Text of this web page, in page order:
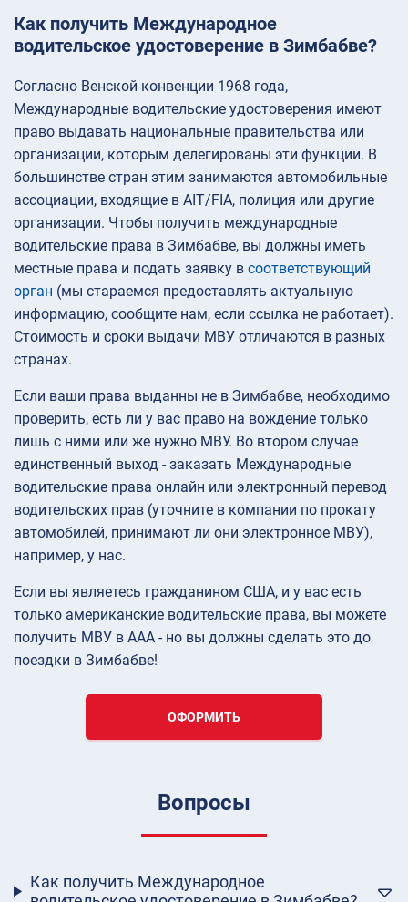
Как получить Международное
водительское удостоверение в Зимбабве?
Согласно Венской конвенции 1968 года,
Международные водительские удостоверения имеют
право выдавать национальные правительства или
организации, которым делегированы эти функции. В
большинстве стран этим занимаются автомобильные
ассоциации, входящие в AIT/FIA, полиция или другие
организации. Чтобы получить международные
водительские права в Зимбабве, вы должны иметь
местные права и подать заявку в соответствующий
орган (мы стараемся предоставлять актуальную
информацию, сообщите нам, если ссылка не работает).
Стоимость и сроки выдачи МВУ отличаются в разных
странах.
Если ваши права выданны не в Зимбабве, необходимо
проверить, есть ли у вас право на вождение только
лишь с ними или же нужно МВУ. Во втором случае
единственный выход - заказать Международные
водительские права онлайн или электронный перевод
водительских прав (уточните в компании по прокату
автомобилей, принимают ли они электронное МВУ),
например, у нас.
Если вы являетесь гражданином США, и у вас есть
только американские водительские права, вы можете
получить МВУ в AAA - но вы должны сделать это до
поездки в Зимбабве!
ОФОРМИТЬ
Вопросы
Как получить Международное